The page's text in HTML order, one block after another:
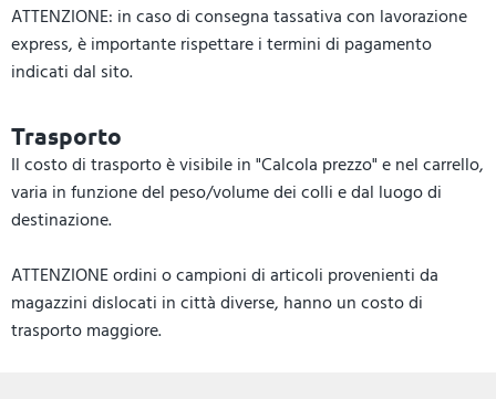
ATTENZIONE: in caso di consegna tassativa con lavorazione
express, è importante rispettare i termini di pagamento
indicati dal sito.
Trasporto
Il costo di trasporto è visibile in "Calcola prezzo" e nel carrello,
varia in funzione del peso/volume dei colli e dal luogo di
destinazione.
ATTENZIONE ordini o campioni di articoli provenienti da
magazzini dislocati in città diverse, hanno un costo di
trasporto maggiore.